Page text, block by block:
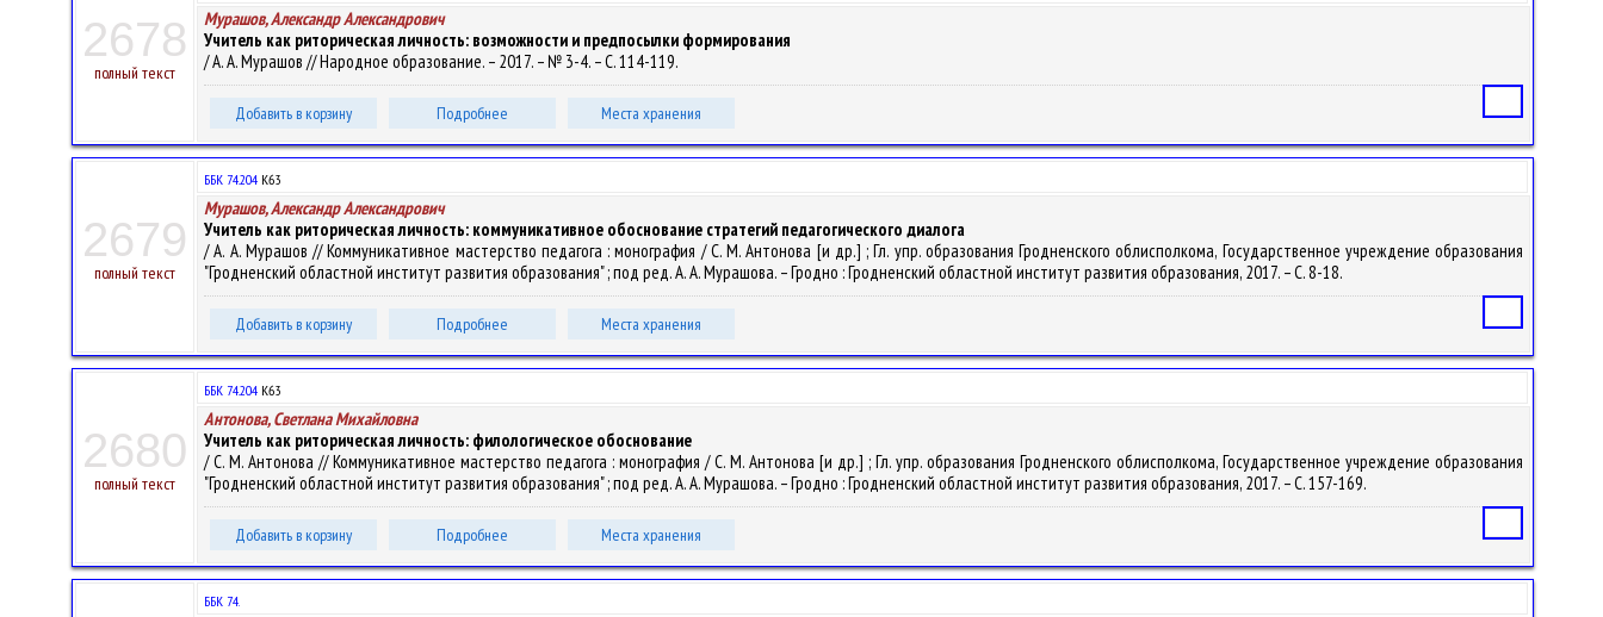
2678
полный текст
Мурашов, Александр Александрович
Учитель как риторическая личность: возможности и предпосылки формирования
/ А. А. Мурашов // Народное образование. – 2017. – № 3-4. – С. 114-119.
Добавить в корзину Подробнее Места хранения
2679
полный текст
ББК 74.204 К63
Мурашов, Александр Александрович
Учитель как риторическая личность: коммуникативное обоснование стратегий педагогического диалога
/ А. А. Мурашов // Коммуникативное мастерство педагога : монография / С. М. Антонова [и др.] ; Гл. упр. образования Гродненского облисполкома, Государственное учреждение образования
"Гродненский областной институт развития образования" ; под ред. А. А. Мурашова. – Гродно : Гродненский областной институт развития образования, 2017. – С. 8-18.
Добавить в корзину Подробнее Места хранения
2680
полный текст
ББК 74.204 К63
Антонова, Светлана Михайловна
Учитель как риторическая личность: филологическое обоснование
/ С. М. Антонова // Коммуникативное мастерство педагога : монография / С. М. Антонова [и др.] ; Гл. упр. образования Гродненского облисполкома, Государственное учреждение образования
"Гродненский областной институт развития образования" ; под ред. А. А. Мурашова. – Гродно : Гродненский областной институт развития образования, 2017. – С. 157-169.
Добавить в корзину Подробнее Места хранения
ББК 74.